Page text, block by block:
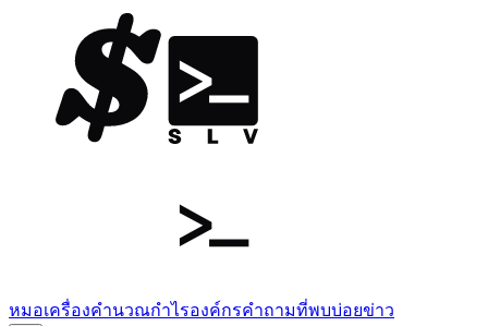
หมอเครื่องคำนวณกำไรองค์กรคำถามที่พบบ่อยข่าว